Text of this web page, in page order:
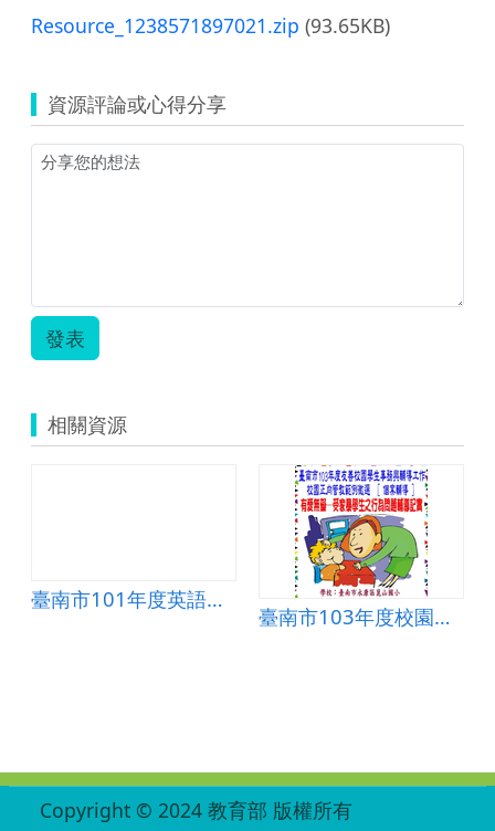
Resource_1238571897021.zip (93.65KB)
資源評論或心得分享
發表
相關資源
臺南市101年度英語課程創意精進教學技巧示例甄選─環遊世界(Around the World)
臺南市103年度校園正向管教範例徵選─有愛無礙~~~受家暴學生之行為問題輔導記實
Copyright © 2024 教育部 版權所有